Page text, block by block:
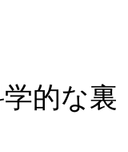
的な裏